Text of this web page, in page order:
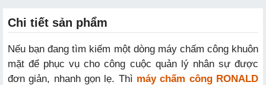
Chi tiết sản phẩm
Nếu bạn đang tìm kiếm một dòng máy chấm công khuôn
mặt để phục vụ cho công cuộc quản lý nhân sự được
đơn giản, nhanh gọn lẹ. Thì máy chấm công RONALD